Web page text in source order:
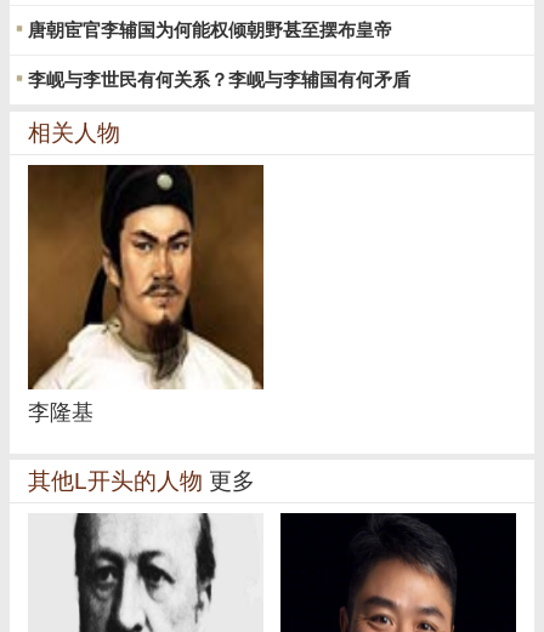
唐朝宦官李辅国为何能权倾朝野甚至摆布皇帝
李岘与李世民有何关系？李岘与李辅国有何矛盾
相关人物
李隆基
其他L开头的人物 更多